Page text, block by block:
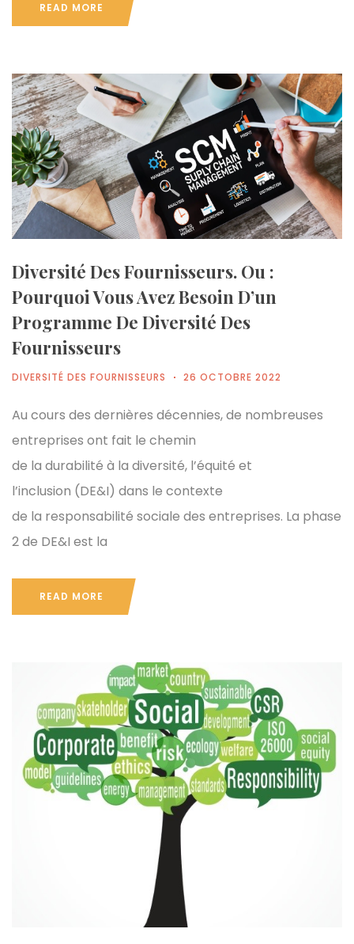
READ MORE
Diversité Des Fournisseurs. Ou :
Pourquoi Vous Avez Besoin D’un
Programme De Diversité Des
Fournisseurs
DIVERSITÉ DES FOURNISSEURS 26 OCTOBRE 2022
Au cours des dernières décennies, de nombreuses
entreprises ont fait le chemin
de la durabilité à la diversité, l’équité et
l’inclusion (DE&I) dans le contexte
de la responsabilité sociale des entreprises. La phase
2 de DE&I est la
READ MORE